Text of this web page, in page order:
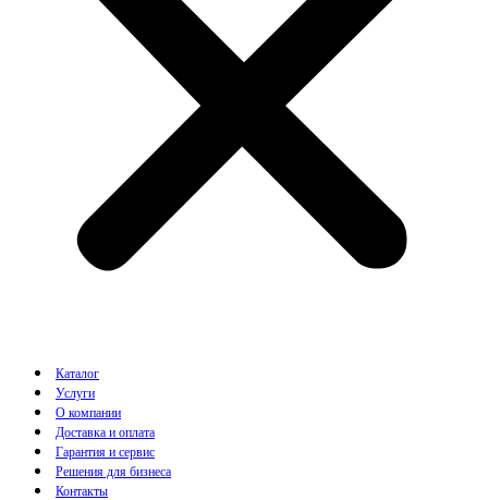
Каталог
Услуги
О компании
Доставка и оплата
Гарантия и сервис
Решения для бизнеса
Контакты